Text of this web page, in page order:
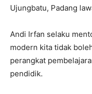
Ujungbatu, Padang
Andi Irfan selaku
modern kita tidak
perangkat
pendidik.